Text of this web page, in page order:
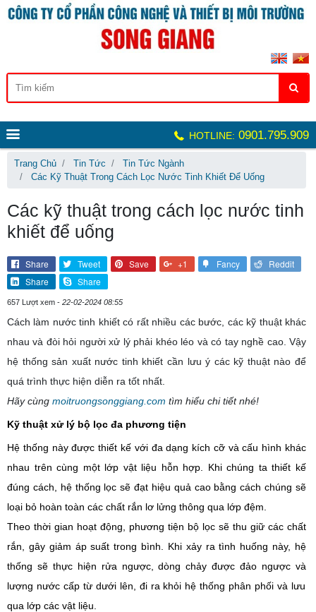
HOTLINE: 0901.795.909
Trang Chủ Tin Tức
Tin Tức Ngành
Các Kỹ Thuật Trong Cách Lọc Nước Tinh Khiết Để Uống
Các kỹ thuật trong cách lọc nước tinh
khiết để uống
Share Tweet Save +1 Fancy
Reddit
Share
Share
657 Lượt xem - 22-02-2024 08:55
Cách làm nước tinh khiết có rất nhiều các bước, các kỹ thuật khác
nhau và đòi hỏi người xử lý phải khéo léo và có tay nghề cao. Vậy
hệ thống sản xuất nước tinh khiết cần lưu ý các kỹ thuật nào để
quá trình thực hiện diễn ra tốt nhất.
Hãy cùng moitruongsonggiang.com tìm hiểu chi tiết nhé!
Kỹ thuật xử lý bộ lọc đa phương tiện
Hệ thống này được thiết kế với đa dạng kích cỡ và cấu hình khác
nhau trên cùng một lớp vật liệu hỗn hợp. Khichúng tathiết kế
đúng cách, hệ thống lọcsẽđạt hiệu quả cao bằng cáchchúng sẽ
loại bỏ hoàn toàn các chất rắn lơ lửng thông qua lớp đệm.
Theo thời gian hoạt động , phương tiện bộ lọc sẽ thu giữ các chất
rắn, gây giảm áp suất trong bình. Khi xảy ra tình huống này, hệ
thống sẽ thực hiện rửa ngược, dòng chảy được đảo ngược và
lượng nước cấp từ dưới lên, đira khỏi hệ thống phân phối và lưu
qua lớp các vật liệu.